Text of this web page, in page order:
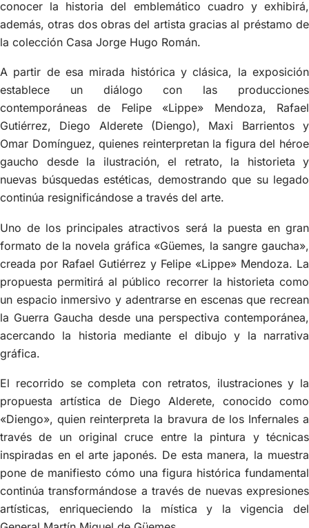
conocer la historia del emblemático cuadro y exhibirá,
además, otras dos obras del artista gracias al préstamo de
la colección Casa Jorge Hugo Román.
A partir de esa mirada histórica y clásica, la exposición
establece un diálogo con las producciones
contemporáneas de Felipe «Lippe» Mendoza, Rafael
Gutiérrez, Diego Alderete (Diengo), Maxi Barrientos y
Omar Domínguez, quienes reinterpretan la figura del héroe
gaucho desde la ilustración, el retrato, la historieta y
nuevas búsquedas estéticas, demostrando que su legado
continúa resignificándose a través del arte.
Uno de los principales atractivos será la puesta en gran
formato de la novela gráfica «Güemes, la sangre gaucha»,
creada por Rafael Gutiérrez y Felipe «Lippe» Mendoza. La
propuesta permitirá al público recorrer la historieta como
un espacio inmersivo y adentrarse en escenas que recrean
la Guerra Gaucha desde una perspectiva contemporánea,
acercando la historia mediante el dibujo y la narrativa
gráfica.
El recorrido se completa con retratos, ilustraciones y la
propuesta artística de Diego Alderete, conocido como
«Diengo», quien reinterpreta la bravura de los Infernales a
través de un original cruce entre la pintura y técnicas
inspiradas en el arte japonés. De esta manera, la muestra
pone de manifiesto cómo una figura histórica fundamental
continúa transformándose a través de nuevas expresiones
artísticas, enriqueciendo la mística y la vigencia del